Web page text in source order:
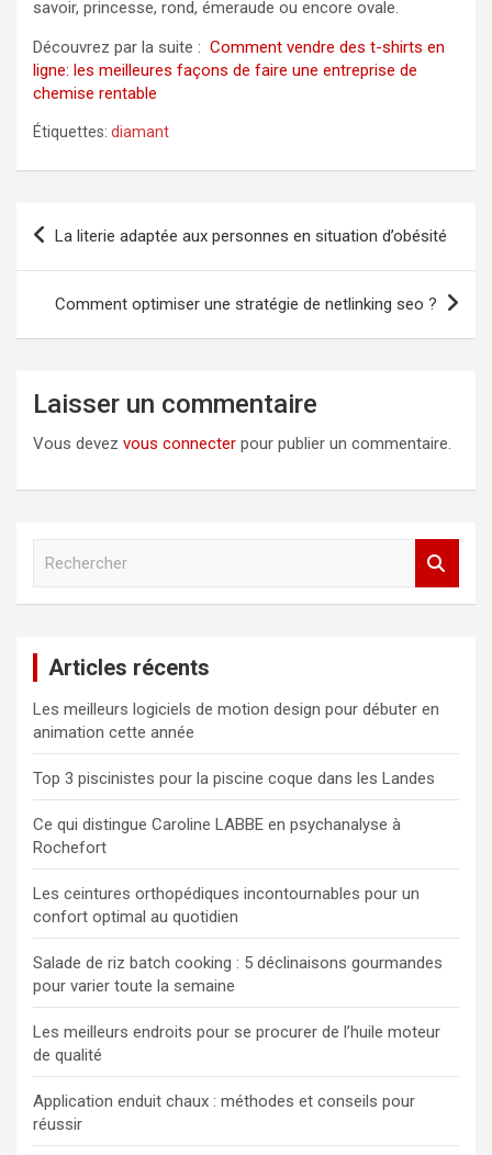
savoir, princesse, rond, émeraude ou encore ovale.
Découvrez par la suite : Comment vendre des t-shirts en
ligne: les meilleures façons de faire une entreprise de
chemise rentable
Étiquettes: diamant
Navigation
de
La literie adaptée aux personnes en situation d’obésité
Comment optimiser une stratégie de netlinking seo ?
Laisser un commentaire
Vous devez vous connecter pour publier un commentaire.
c
h
e
r
Articles récents
Les meilleurs logiciels de motion design pour débuter en
animation cette année
Top 3 piscinistes pour la piscine coque dans les Landes
Ce qui distingue Caroline LABBE en psychanalyse à
Rochefort
Les ceintures orthopédiques incontournables pour un
confort optimal au quotidien
Salade de riz batch cooking : 5 déclinaisons gourmandes
pour varier toute la semaine
Les meilleurs endroits pour se procurer de l’huile moteur
de qualité
Application enduit chaux : méthodes et conseils pour
réussir